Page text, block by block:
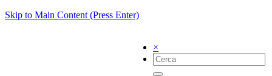
Skip to Main Content (Press Enter)
×